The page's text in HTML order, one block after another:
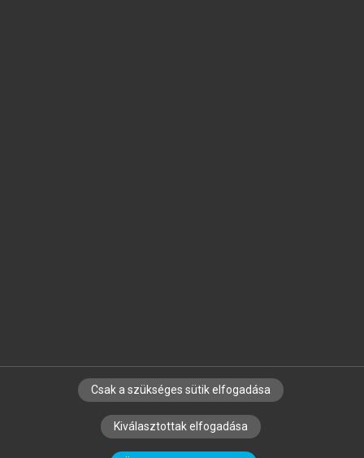
SZERZŐKNEK CÉGEKNEK KÖNYVTÁROSOKNAK
SZERKESZTÉSI ÉS LEKTORÁLÁSI ALAPELVEK
Csak a szükséges sütik elfogadása
Kiválasztottak elfogadása